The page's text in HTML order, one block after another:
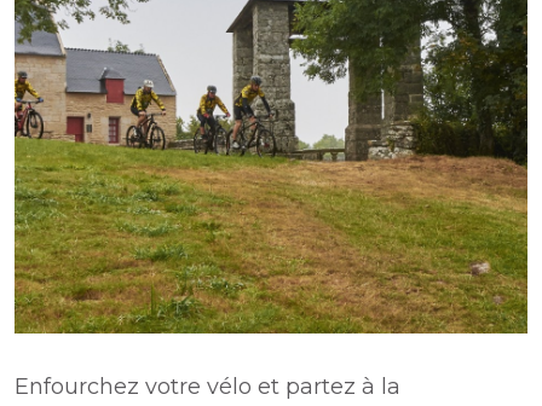
Enfourchez votre vélo et partez à la